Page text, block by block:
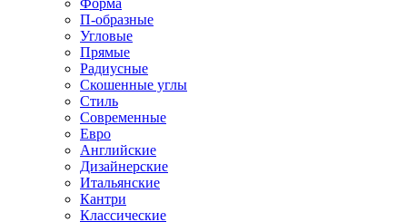
Форма
П-образные
Угловые
Прямые
Радиусные
Скошенные углы
Стиль
Современные
Евро
Английские
Дизайнерские
Итальянские
Кантри
Классические